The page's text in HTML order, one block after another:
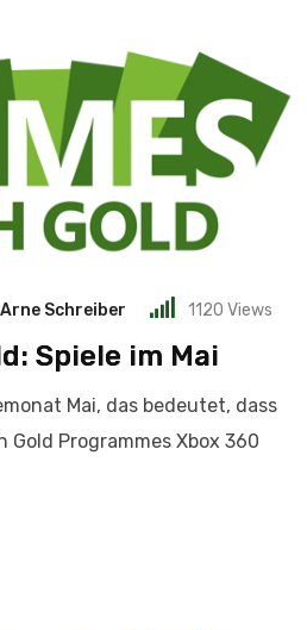
Arne Schreiber 1120 Views
Spiele im Mai
Mai, das bedeutet, dass
Gold Programmes Xbox 360